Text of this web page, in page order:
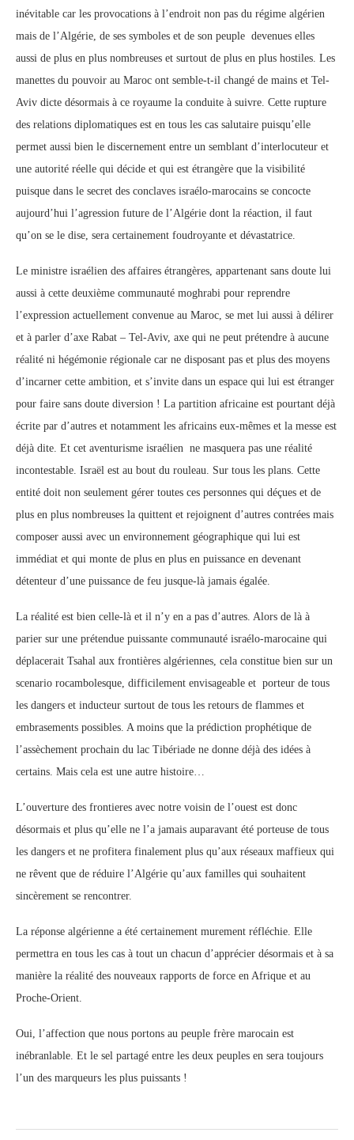
inévitable car les provocations à l’endroit non pas du régime algérien
mais de l’Algérie, de ses symboles et de son peuple devenues elles
aussi de plus en plus nombreuses et surtout de plus en plus hostiles. Les
manettes du pouvoir au Maroc ont semble-t-il changé de mains et Tel-
Aviv dicte désormais à ce royaume la conduite à suivre. Cette rupture
des relations diplomatiques est en tous les cas salutaire puisqu’elle
permet aussi bien le discernement entre un semblant d’interlocuteur et
une autorité réelle qui décide et qui est étrangère que la visibilité
puisque dans le secret des conclaves israélo-marocains se concocte
aujourd’hui l’agression future de l’Algérie dont la réaction, il faut
qu’on se le dise, sera certainement foudroyante et dévastatrice.
Le ministre israélien des affaires étrangères, appartenant sans doute lui
aussi à cette deuxième communauté moghrabi pour reprendre
l’expression actuellement convenue au Maroc, se met lui aussi à délirer
et à parler d’axe Rabat – Tel-Aviv, axe qui ne peut prétendre à aucune
réalité ni hégémonie régionale car ne disposant pas et plus des moyens
d’incarner cette ambition, et s’invite dans un espace qui lui est étranger
pour faire sans doute diversion ! La partition africaine est pourtant déjà
écrite par d’autres et notamment les africains eux-mêmes et la messe est
déjà dite. Et cet aventurisme israélien ne masquera pas une réalité
incontestable. Israël est au bout du rouleau. Sur tous les plans. Cette
entité doit non seulement gérer toutes ces personnes qui déçues et de
plus en plus nombreuses la quittent et rejoignent d’autres contrées mais
composer aussi avec un environnement géographique qui lui est
immédiat et qui monte de plus en plus en puissance en devenant
détenteur d’une puissance de feu jusque-là jamais égalée.
La réalité est bien celle-là et il n’y en a pas d’autres. Alors de là à
parier sur une prétendue puissante communauté israélo-marocaine qui
déplacerait Tsahal aux frontières algériennes, cela constitue bien sur un
scenario rocambolesque, difficilement envisageable et porteur de tous
les dangers et inducteur surtout de tous les retours de flammes et
embrasements possibles. A moins que la prédiction prophétique de
l’assèchement prochain du lac Tibériade ne donne déjà des idées à
certains. Mais cela est une autre histoire…
L’ouverture des frontieres avec notre voisin de l’ouest est donc
désormais et plus qu’elle ne l’a jamais auparavant été porteuse de tous
les dangers et ne profitera finalement plus qu’aux réseaux maffieux qui
ne rêvent que de réduire l’Algérie qu’aux familles qui souhaitent
sincèrement se rencontrer.
La réponse algérienne a été certainement murement réfléchie. Elle
permettra en tous les cas à tout un chacun d’apprécier désormais et à sa
manière la réalité des nouveaux rapports de force en Afrique et au
Proche-Orient.
Oui, l’affection que nous portons au peuple frère marocain est
inébranlable. Et le sel partagé entre les deux peuples en sera toujours
l’un des marqueurs les plus puissants !